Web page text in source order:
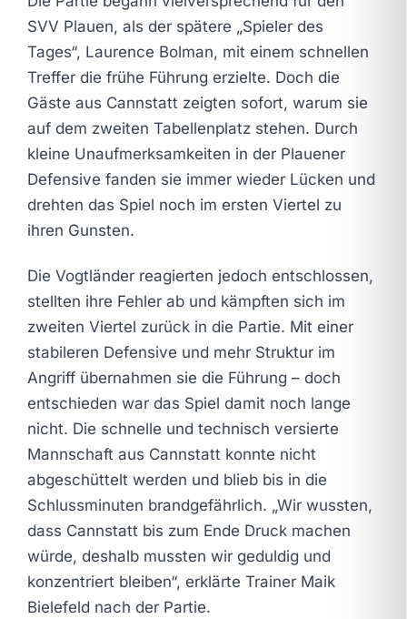
SVV Plauen, als der spätere „Spieler des
Tages“, Laurence Bolman, mit einem schnellen
Treffer die frühe Führung erzielte. Doch die
Gäste aus Cannstatt zeigten sofort, warum sie
auf dem zweiten Tabellenplatz stehen. Durch
kleine Unaufmerksamkeiten in der Plauener
Defensive fanden sie immer wieder Lücken und
drehten das Spiel noch im ersten Viertel zu
ihren Gunsten.
Die Vogtländer reagierten jedoch entschlossen,
stellten ihre Fehler ab und kämpften sich im
zweiten Viertel zurück in die Partie. Mit einer
stabileren Defensive und mehr Struktur im
Angriff übernahmen sie die Führung – doch
entschieden war das Spiel damit noch lange
nicht. Die schnelle und technisch versierte
Mannschaft aus Cannstatt konnte nicht
abgeschüttelt werden und blieb bis in die
Schlussminuten brandgefährlich. „Wir wussten,
dass Cannstatt bis zum Ende Druck machen
würde, deshalb mussten wir geduldig und
konzentriert bleiben“, erklärte Trainer Maik
Bielefeld nach der Partie.